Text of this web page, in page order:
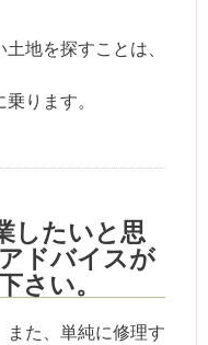
地を探すことは、
ります。
したいと思
ドバイスが
さい。
た、単純に修理す